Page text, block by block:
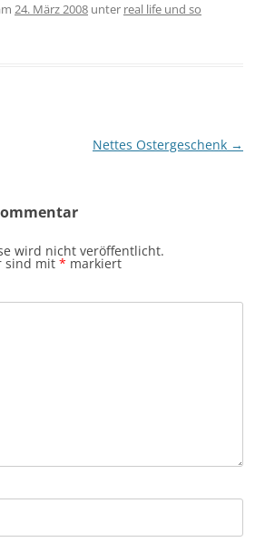
24. März 2008 unter real life und so
Nettes Ostergeschenk →
wird nicht veröffentlicht.
sind mit * markiert